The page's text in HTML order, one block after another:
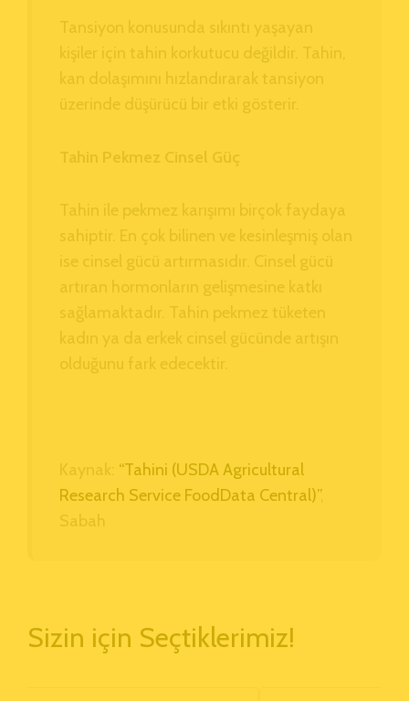
Tansiyon konusunda sıkıntı yaşayan
kişiler için tahin korkutucu değildir. Tahin,
kan dolaşımını hızlandırarak tansiyon
üzerinde düşürücü bir etki gösterir.
Tahin Pekmez Cinsel Güç
Tahin ile pekmez karışımı birçok faydaya
sahiptir. En çok bilinen ve kesinleşmiş olan
ise cinsel gücü artırmasıdır. Cinsel gücü
artıran hormonların gelişmesine katkı
sağlamaktadır. Tahin pekmez tüketen
kadın ya da erkek cinsel gücünde artışın
olduğunu fark edecektir.
Kaynak: “Tahini (USDA Agricultural
Research Service FoodData Central)”,
Sabah
Sizin için Seçtiklerimiz!